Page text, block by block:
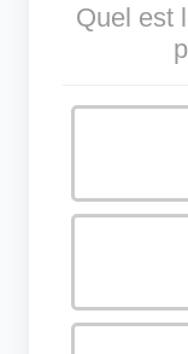
Quel est